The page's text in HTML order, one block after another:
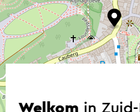
Welkom in